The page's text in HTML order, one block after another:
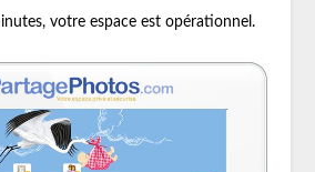
votre espace est opérationnel.